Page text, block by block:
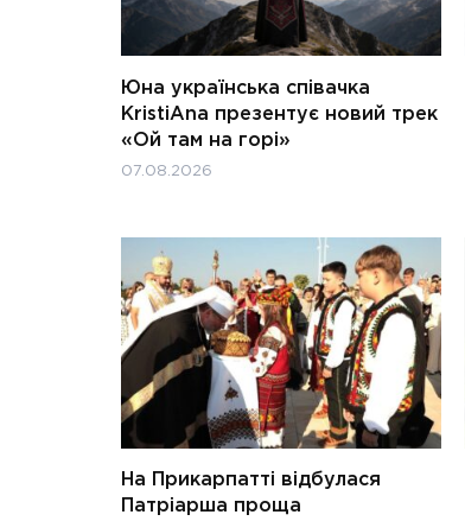
Юна українська співачка
KristiAna презентує новий трек
«Ой там на горі»
07.08.2026
На Прикарпатті відбулася
Патріарша проща